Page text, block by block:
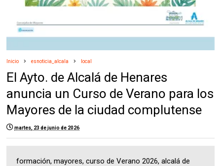
Inicio esnoticia_alcala local
El Ayto. de Alcalá de Henares
anuncia un Curso de Verano para los
Mayores de la ciudad complutense
martes, 23 de junio de 2026
formación, mayores, curso de Verano 2026, alcalá de